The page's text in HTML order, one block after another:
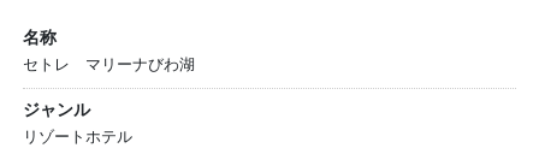
名称
セトレ マリーナびわ湖
ジャンル
リゾートホテル